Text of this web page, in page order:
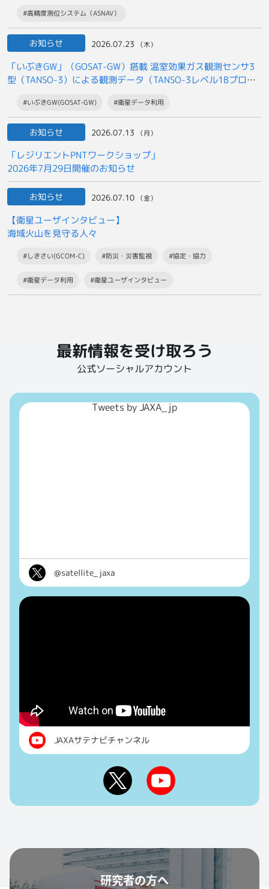
#高精度測位システム（ASNAV）
お知らせ 2026.07.23 （木）
「いぶきGW」（GOSAT-GW）搭載 温室効果ガス観測センサ3
型（TANSO-3）による観測データ（TANSO-3レベル1Bプロダ
一般提供開始について
#いぶきGW(GOSAT-GW) #衛星データ利用
お知らせ 2026.07.13 （月）
「レジリエントPNTワークショップ」
2026年7月29日開催のお知らせ
お知らせ 2026.07.10 （金）
【衛星ユーザインタビュー】
海域火山を見守る人々
#しきさい(GCOM-C) #防災・災害監視 #協定・協力
#衛星データ利用 #衛星ユーザインタビュー
最新情報を受け取ろう
公式ソーシャルアカウント
Tweets by JAXA_jp
@satellite_jaxa
JAXAサテナビチャンネル
研究者の方へ